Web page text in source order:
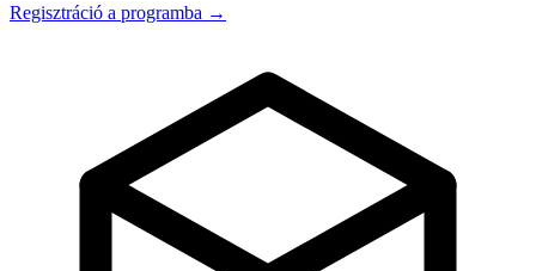
Regisztráció a programba →